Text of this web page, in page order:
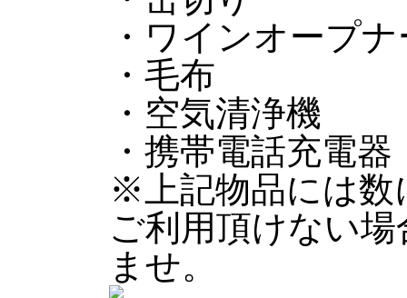
・ワインオープナ
・毛布
・空気清浄機
・携帯電話充電器
※上記物品には数
ご利用頂けない
ませ。